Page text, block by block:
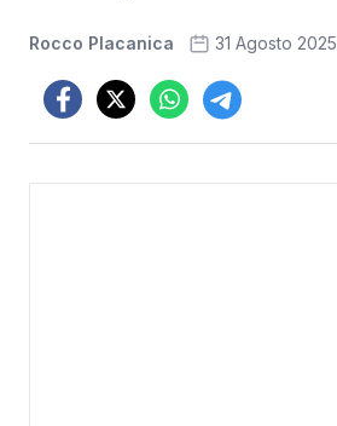
Rocco Placanica 31 Agosto 2025